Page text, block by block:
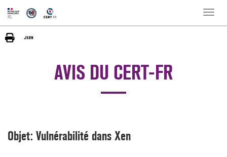
Toggle
AVIS DU CERT-FR
Objet: Vulnérabilité dans Xen